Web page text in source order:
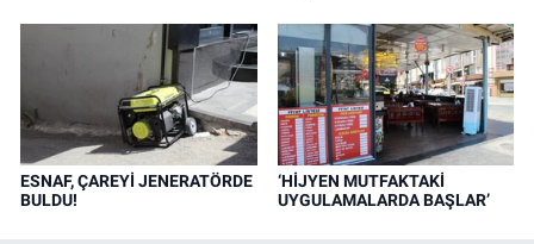
ESNAF, ÇAREYİ JENERATÖRDE
BULDU!
‘HİJYEN MUTFAKTAKİ
UYGULAMALARDA BAŞLAR’